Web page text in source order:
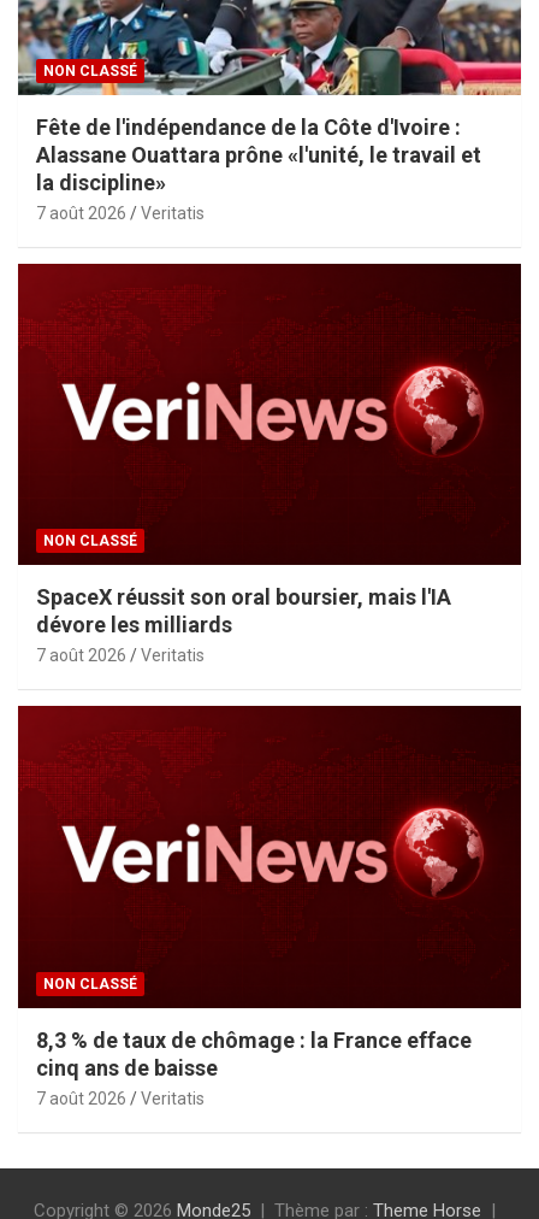
NON CLASSÉ
Fête de l'indépendance de la Côte d'Ivoire :
Alassane Ouattara prône «l'unité, le travail et
la discipline»
7 août 2026 Veritatis
NON CLASSÉ
SpaceX réussit son oral boursier, mais l'IA
dévore les milliards
7 août 2026 Veritatis
NON CLASSÉ
8,3 % de taux de chômage : la France efface
cinq ans de baisse
7 août 2026 Veritatis
Copyright © 2026 Monde25 Thème par : Theme Horse